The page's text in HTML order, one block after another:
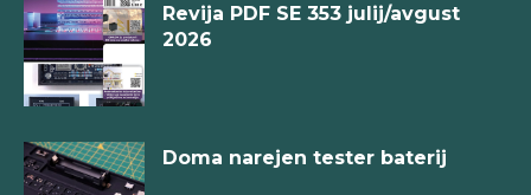
Revija PDF SE 353 julij/avgust
2026
Doma narejen tester baterij